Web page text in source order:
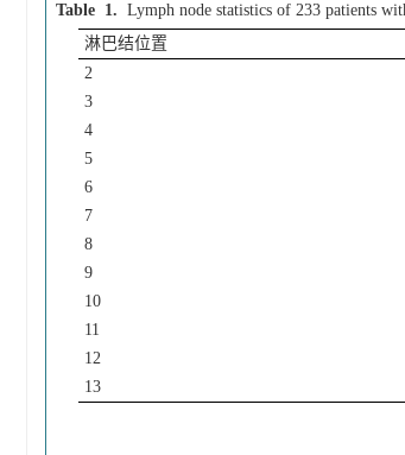
Table 1. Lymph node statistics of 233 patients
淋巴结位置
2
3
4
5
6
7
8
9
10
11
12
13